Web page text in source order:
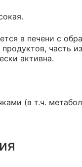
в печени с
часть
активна.
(в т.ч.